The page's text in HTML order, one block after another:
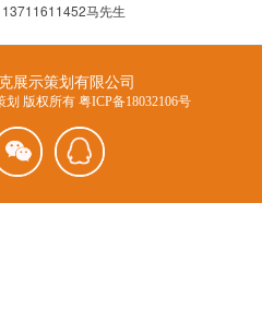
马先生
展示策划有限公司
划 版权所有粤ICP备18032106号